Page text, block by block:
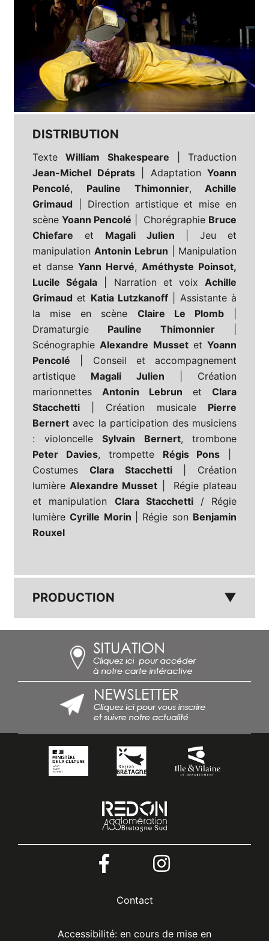
DISTRIBUTION
TexteWilliam Shakespeare | Traduction
Jean-Michel Déprats| Adaptation Yoann
Pencolé, Pauline Thimonnier, Achille
Grimaud | Direction artistique et mise en
scène Yoann Pencolé | Chorégraphie Bruce
Chiefare et Magali Julien | Jeu et
manipulation Antonin Lebrun | Manipulation
et danse Yann Hervé, Améthyste Poinsot,
Lucile Ségala | Narration et voix Achille
Grimaud et Katia Lutzkanoff | Assistante à
la mise en scène Claire Le Plomb|
Dramaturgie Pauline Thimonnier|
Scénographie Alexandre Mussetet Yoann
Pencolé | Conseil et accompagnement
artistique Magali Julien | Création
marionnettes Antonin Lebrun et Clara
Stacchetti
| Création musicale Pierre
Bernert avec la participation des musiciens
: violoncelle Sylvain Bernert, trombone
Peter Davies, trompette Régis Pons
Costumes Clara Stacchetti| Création
lumière Alexandre Musset | Régie plateau
et manipulation Clara Stacchetti / Régie
lumièreCyrille Morin | Régie son Benjamin
Rouxel
PRODUCTION ▼
Pied
Contact
Accessibilité: en cours de mise en